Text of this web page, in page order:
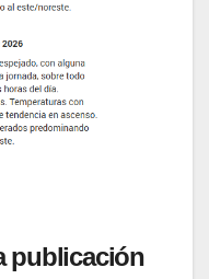
publicación